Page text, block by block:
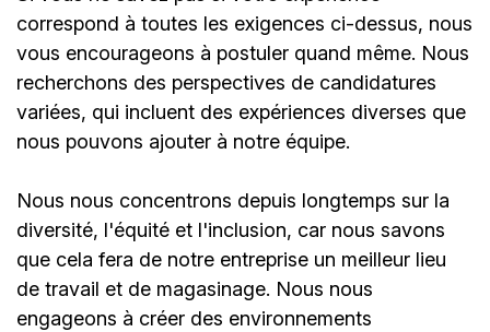
correspond à toutes les exigences ci-dessus, nous
vous encourageons à postuler quand même. Nous
recherchons des perspectives de candidatures
variées, qui incluent des expériences diverses que
nous pouvons ajouter à notre équipe.
Nous nous concentrons depuis longtemps sur la
diversité, l'équité et l'inclusion, car nous savons
que cela fera de notre entreprise un meilleur lieu
de travail et de magasinage. Nous nous
engageons à créer des environnements